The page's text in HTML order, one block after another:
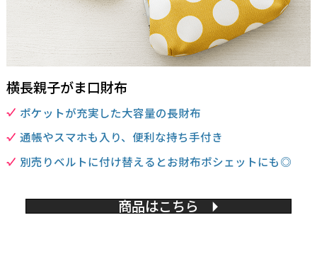
横長親子がま口財布
ポケットが充実した大容量の長財布
通帳やスマホも入り、便利な持ち手付き
別売りベルトに付け替えるとお財布ポシェットにも◎
商品はこちら